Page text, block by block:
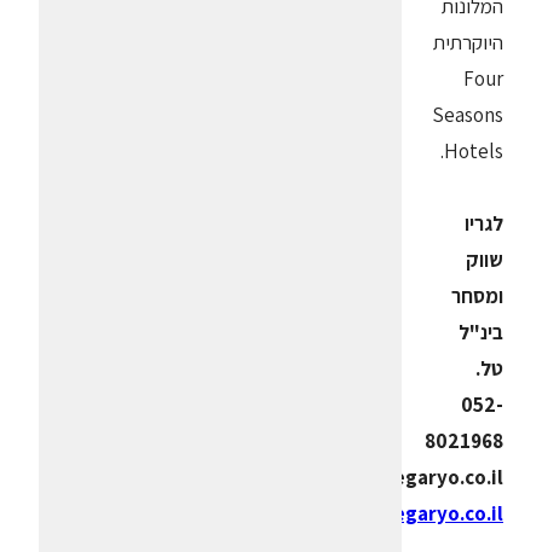
המלונות
היוקרתית
Four
Seasons
Hotels.
לגריו
שווק
ומסחר
בינ"ל
טל.
052-
8021968
uri_ran@legaryo.co.il
www.legaryo.co.il